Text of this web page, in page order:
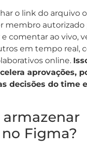
o link do arquivo
membro autorizado
comentar ao vivo,
em tempo real,
online.
aprovações,
decisões do time
armazenar
Figma?